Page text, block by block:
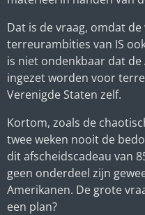
Dat is de vraag, omdat
terreurambities van IS
is niet ondenkbaar dat de
ingezet worden voor
Verenigde Staten zelf.
Kortom, zoals de
twee weken nooit de
dit afscheidscadeau van
geen onderdeel zijn
Amerikanen. De grote
een plan?